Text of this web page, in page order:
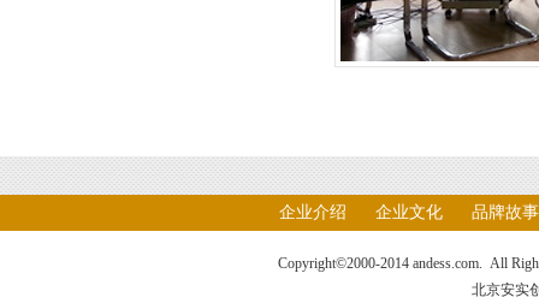
企业介绍 企业文化 品牌故事
Copyright©2000-2014 andess.com. All
北京安实